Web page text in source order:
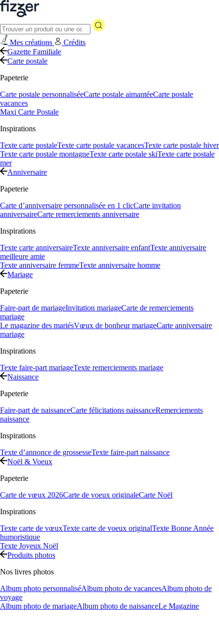
Mes créations
Crédits
Gazette Familiale
Carte postale
Papeterie
Carte postale personnaliséeCarte postale aimantéeCarte postale
vacances
Maxi Carte Postale
Inspirations
Texte carte postaleTexte carte postale vacancesTexte carte postale hiver
Texte carte postale montagneTexte carte postale skiTexte carte postale
mer
Anniversaire
Papeterie
Carte d’anniversaire personnalisée en 1 clicCarte invitation
anniversaireCarte remerciements anniversaire
Inspirations
Texte carte anniversaireTexte anniversaire enfantTexte anniversaire
meilleure amie
Texte anniversaire femmeTexte anniversaire homme
Mariage
Papeterie
Faire-part de mariageInvitation mariageCarte de remerciements
mariage
Le magazine des mariésVœux de bonheur mariageCarte anniversaire
mariage
Inspirations
Texte faire-part mariageTexte remerciements mariage
Naissance
Papeterie
Faire-part de naissanceCarte félicitations naissanceRemerciements
naissance
Inspirations
Texte d’annonce de grossesseTexte faire-part naissance
Noël & Voeux
Papeterie
Carte de vœux 2026Carte de voeux originaleCarte Noël
Inspirations
Texte carte de vœuxTexte carte de voeux originalTexte Bonne Année
humoristique
Texte Joyeux Noël
Produits photos
Nos livres photos
Album photo personnaliséAlbum photo de vacancesAlbum photo de
voyage
Album photo de mariageAlbum photo de naissanceLe Magazine